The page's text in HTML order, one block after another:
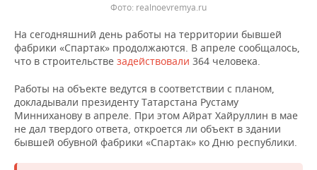
Фото: realnoevremya.ru
На сегодняшний день работы на территории бывшей
фабрики «Спартак» продолжаются. В апреле сообщалось,
что в строительстве задействовали 364 человека.
Работы на объекте ведутся в соответствии с планом,
докладывали президенту Татарстана Рустаму
Минниханову в апреле. При этом Айрат Хайруллин в мае
не дал твердого ответа, откроется ли объект в здании
бывшей обувной фабрики «Спартак» ко Дню республики.